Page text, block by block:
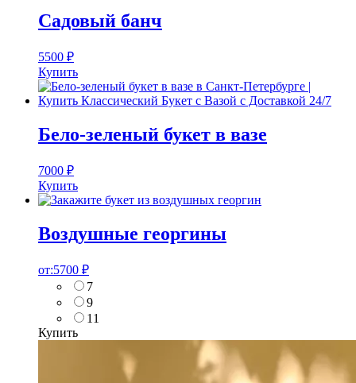
Садовый банч
5500 ₽
Купить
Бело-зеленый букет в вазе
7000 ₽
Купить
Воздушные георгины
от:5700 ₽
7
9
11
Купить